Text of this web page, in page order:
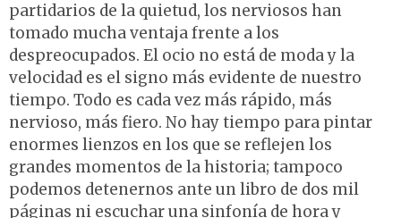
partidarios de la quietud, los nerviosos han
tomado mucha ventaja frente a los
despreocupados. El ocio no está de moda y la
velocidad es el signo más evidente de nuestro
tiempo. Todo es cada vez más rápido, más
nervioso, más fiero. No hay tiempo para pintar
enormes lienzos en los que se reflejen los
grandes momentos de la historia; tampoco
podemos detenernos ante un libro de dos mil
páginas ni escuchar una sinfonía de hora y